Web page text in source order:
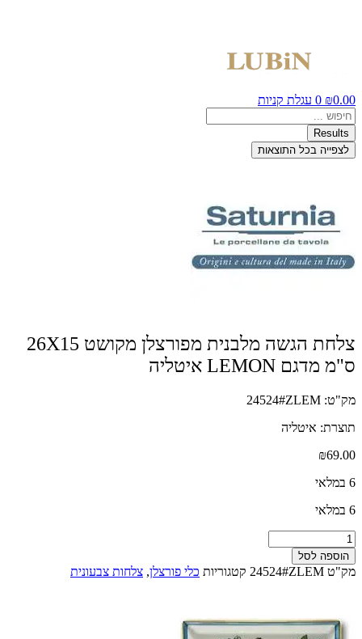
₪0.00
0 עגלת קניות
Search
...
Results
לצפייה בכל התוצאות
צלחת הגשה מלבנית מפורצלן מקושט 26X15
ס"מ מדגם LEMON איטליה
מק"ט: 24524#ZLEM
תוצרת: איטליה
₪69.00
6 במלאי
6 במלאי
כמות
של
צלחת
הגשה
מקושט
הוספה לסל
מק"ט 24524#ZLEM קטגוריות כלי פורצלן, צלחות צבעונית